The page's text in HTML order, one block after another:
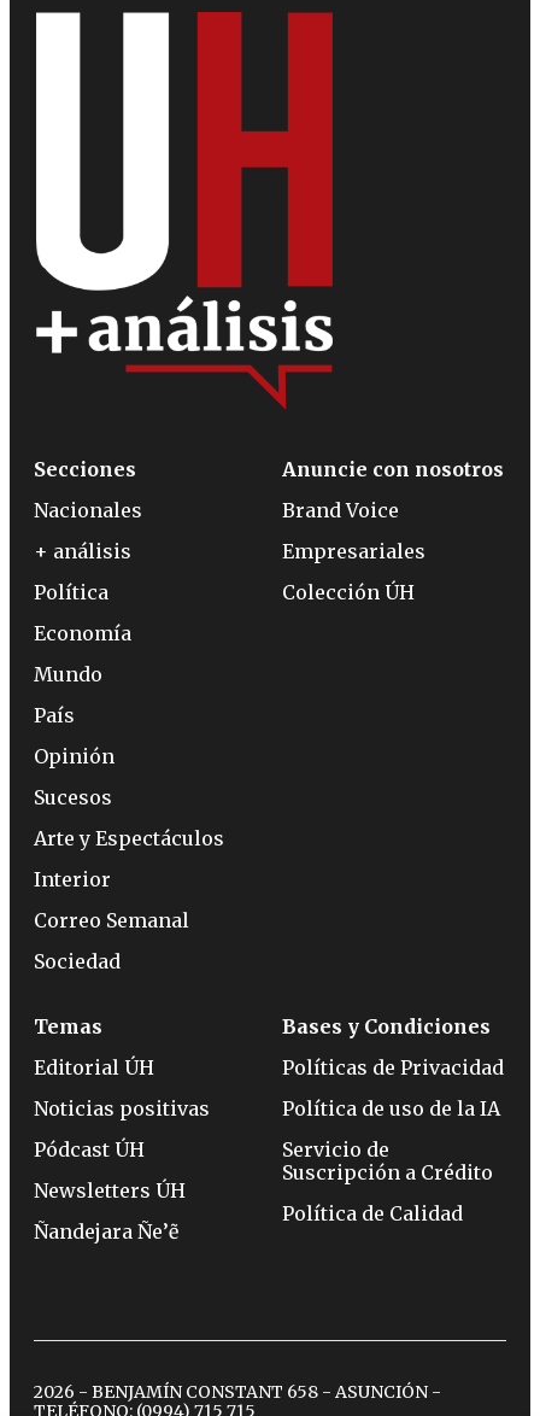
Secciones
Nacionales
+ análisis
Política
Economía
Mundo
País
Opinión
Sucesos
Arte y Espectáculos
Interior
Correo Semanal
Sociedad
Anuncie con nosotros
Brand Voice
Empresariales
Colección ÚH
Temas
Editorial ÚH
Noticias positivas
Pódcast ÚH
Newsletters ÚH
Ñandejara Ñe’ẽ
Bases y Condiciones
Políticas de Privacidad
Política de uso de la IA
Servicio de
Suscripción a Crédito
Política de Calidad
2026 - BENJAMÍN CONSTANT 658 - ASUNCIÓN -
TELÉFONO: (0994) 715 715